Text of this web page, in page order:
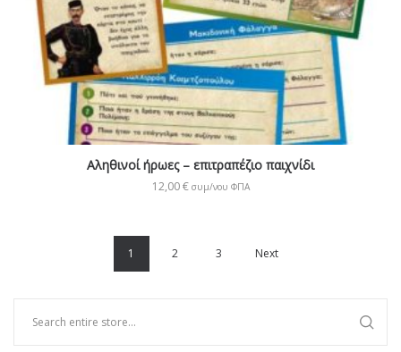
Αληθινοί ήρωες – επιτραπέζιο παιχνίδι
12,00€ συμ/νου ΦΠΑ
1 2 3 Next